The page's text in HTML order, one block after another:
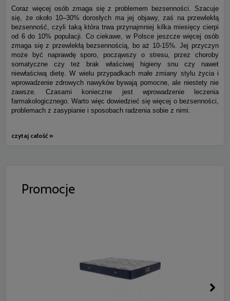
Coraz więcej osób zmaga się z problemem bezsenności. Szacuje
się, że około 10–30% dorosłych ma jej objawy, zaś na przewlekłą
bezsenność, czyli taką która trwa przynajmniej kilka miesięcy cierpi
od 6 do 10% populacji. Co ciekawe, w Polsce jeszcze więcej osób
zmaga się z przewlekłą bezsennością, bo aż 10-15%. Jej przyczyn
może być naprawdę sporo, począwszy o stresu, przez choroby
somatyczne czy też brak właściwej higieny snu czy nawet
niewłaściwą dietę. W wielu przypadkach małe zmiany stylu życia i
wprowadzenie zdrowych nawyków bywają pomocne, ale niestety nie
zawsze. Czasami konieczne jest wprowadzenie leczenia
farmakologicznego. Warto więc dowiedzieć się więcej o bezsenności,
problemach z zasypianie i sposobach radzenia sobie z nimi.
czytaj całość »
Promocje